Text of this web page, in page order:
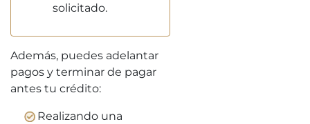
solicitado.
Además, puedes adelantar
pagos y terminar de pagar
antes tu crédito:
Realizando una